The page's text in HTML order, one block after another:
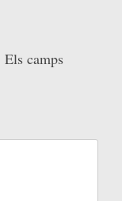
Els camps